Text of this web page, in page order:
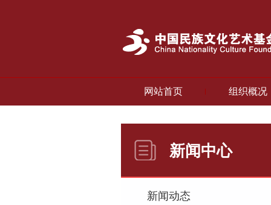
网站首页 组织概况
新闻中心
新闻动态